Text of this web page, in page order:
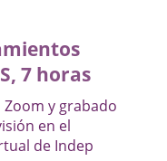
7 horas
Zoom y grabado
en el
de Indep